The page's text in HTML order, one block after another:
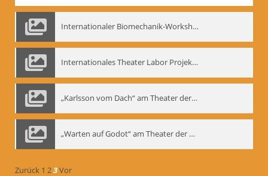
Internationaler Biomechanik-Workshop, Moskau 1993
Internationales Theater Labor Projekt: Play Don Juan
„Karlsson vom Dach“ am Theater der Satire, Moskau 1985
„Warten auf Godot“ am Theater der Saire, Moskau 1980er
Zurück 1 23Vor